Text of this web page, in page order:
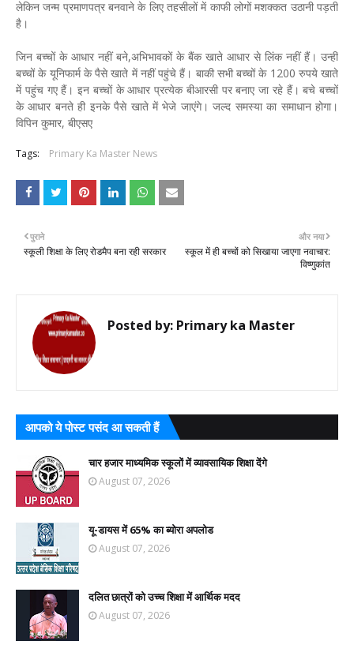
लेकिन जन्म प्रमाणपत्र बनवाने के लिए तहसीलों में काफी लोगों मशक्कत उठानी पड़ती
है।
जिन बच्चों के आधार नहीं बने,अभिभावकों के बैंक खाते आधार से लिंक नहीं हैं। उन्हीं
बच्चों के यूनिफार्म के पैसे खाते में नहीं पहुंचे हैं। बाकी सभी बच्चों के 1200 रुपये खाते
में पहुंच गए हैं। इन बच्चों के आधार प्रत्येक बीआरसी पर बनाए जा रहे हैं। बचे बच्चों
के आधार बनते ही इनके पैसे खाते में भेजे जाएंगे। जल्द समस्या का समाधान होगा।
विपिन कुमार, बीएसए
Tags: Primary Ka Master News
और नया
स्कूल में ही बच्चों को सिखाया जाएगा नवाचार:
विष्णुकांत
पुराने
स्कूली शिक्षा के लिए रोडमैप बना रही सरकार
Posted by: Primary ka Master
आपको ये पोस्ट पसंद आ सकती हैं
चार हजार माध्यमिक स्कूलों में व्यावसायिक शिक्षा देंगे
August 07, 2026
यू-डायस में 65% का ब्योरा अपलोड
August 07, 2026
दलित छात्रों को उच्च शिक्षा में आर्थिक मदद
August 07, 2026